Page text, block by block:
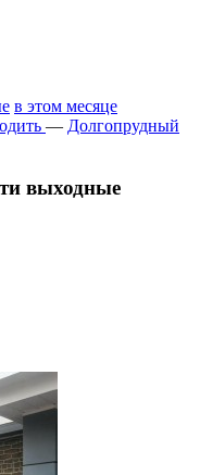
в этом месяце
— Долгопрудный
выходные